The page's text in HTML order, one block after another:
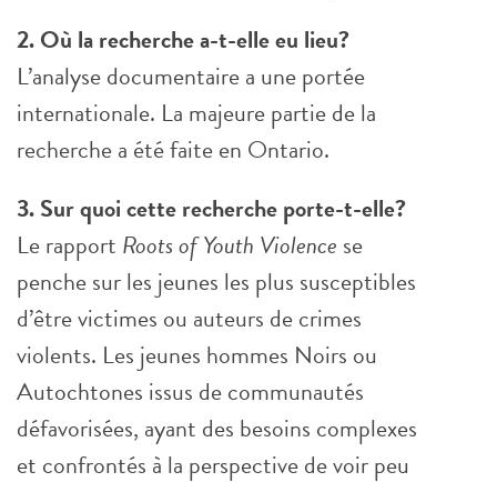
2. Où la recherche a-t-elle eu lieu?
L’analyse documentaire a une portée
internationale. La majeure partie de la
recherche a été faite en Ontario.
3. Sur quoi cette recherche porte-t-elle?
Le rapport Roots of Youth Violence se
penche sur les jeunes les plus susceptibles
d’être victimes ou auteurs de crimes
violents. Les jeunes hommes Noirs ou
Autochtones issus de communautés
défavorisées, ayant des besoins complexes
et confrontés à la perspective de voir peu